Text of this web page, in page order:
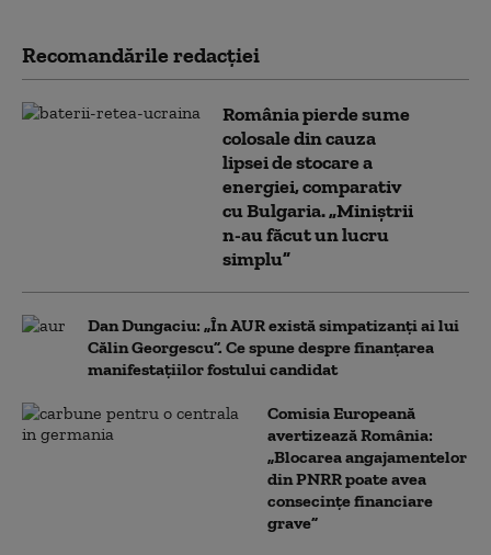
Recomandările redacţiei
România pierde sume
colosale din cauza
lipsei de stocare a
energiei, comparativ
cu Bulgaria. „Miniștrii
n-au făcut un lucru
simplu”
Dan Dungaciu: „În AUR există simpatizanți ai lui
Călin Georgescu”. Ce spune despre finanțarea
manifestațiilor fostului candidat
Comisia Europeană
avertizează România:
„Blocarea angajamentelor
din PNRR poate avea
consecințe financiare
grave”